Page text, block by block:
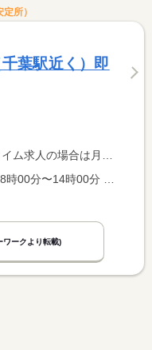
所）
葉駅近く）即
求人の場合は時間額を表示しています。
交替制（シフト制） 就業時間１ 8時00分〜14時00分 就業時間２ 17時00分〜22時00分 就業時間３ 9時00分〜20時00分 就業時間に関する特記事項 ＊（１）・（２）各週１回 <BR> 休憩時間なし・あり（４５・６０分上記時間にプラス）選べます <BR> ＊（３）週３回（休憩時間１８０分） <BR> ※毎回２１時まで残業があります。（時間外手当１分単位支給）
ワークより転載)